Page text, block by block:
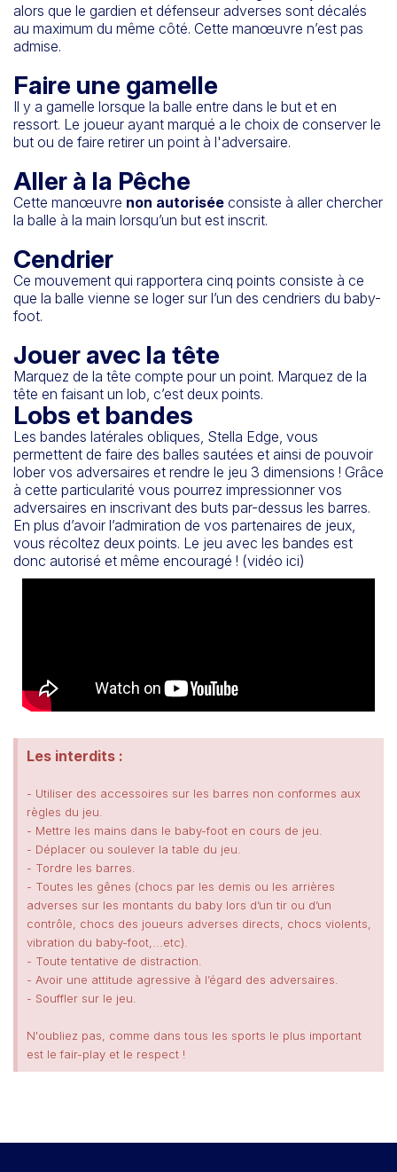
alors que le gardien et défenseur adverses sont décalés
au maximum du même côté. Cette manœuvre n’est pas
admise.
Faire une gamelle
Il y a gamelle lorsque la balle entre dans le but et en
ressort. Le joueur ayant marqué a le choix de conserver le
but ou de faire retirer un point à l'adversaire.
Aller à la Pêche
Cette manœuvre non autorisée consiste à aller chercher
la balle à la main lorsqu’un but est inscrit.
Cendrier
Ce mouvement qui rapportera cinq points consiste à ce
que la balle vienne se loger sur l’un des cendriers du baby-
foot.
Jouer avec la tête
Marquez de la tête compte pour un point. Marquez de la
tête en faisant un lob, c’est deux points.
Lobs et bandes
Les bandes latérales obliques, Stella Edge, vous
permettent de faire des balles sautées et ainsi de pouvoir
lober vos adversaires et rendre le jeu 3 dimensions ! Grâce
à cette particularité vous pourrez impressionner vos
adversaires en inscrivant des buts par-dessus les barres.
En plus d’avoir l’admiration de vos partenaires de jeux,
vous récoltez deux points. Le jeu avec les bandes est
donc autorisé et même encouragé ! (vidéo ici)
Les interdits :
- Utiliser des accessoires sur les barres non conformes aux
règles du jeu.
- Mettre les mains dans le baby-foot en cours de jeu.
- Déplacer ou soulever la table du jeu.
- Tordre les barres.
- Toutes les gênes (chocs par les demis ou les arrières
adverses sur les montants du baby lors d’un tir ou d’un
contrôle, chocs des joueurs adverses directs, chocs violents,
vibration du baby-foot,...etc).
- Toute tentative de distraction.
- Avoir une attitude agressive à l’égard des adversaires.
- Souffler sur le jeu.
N'oubliez pas, comme dans tous les sports le plus important
est le fair-play et le respect !